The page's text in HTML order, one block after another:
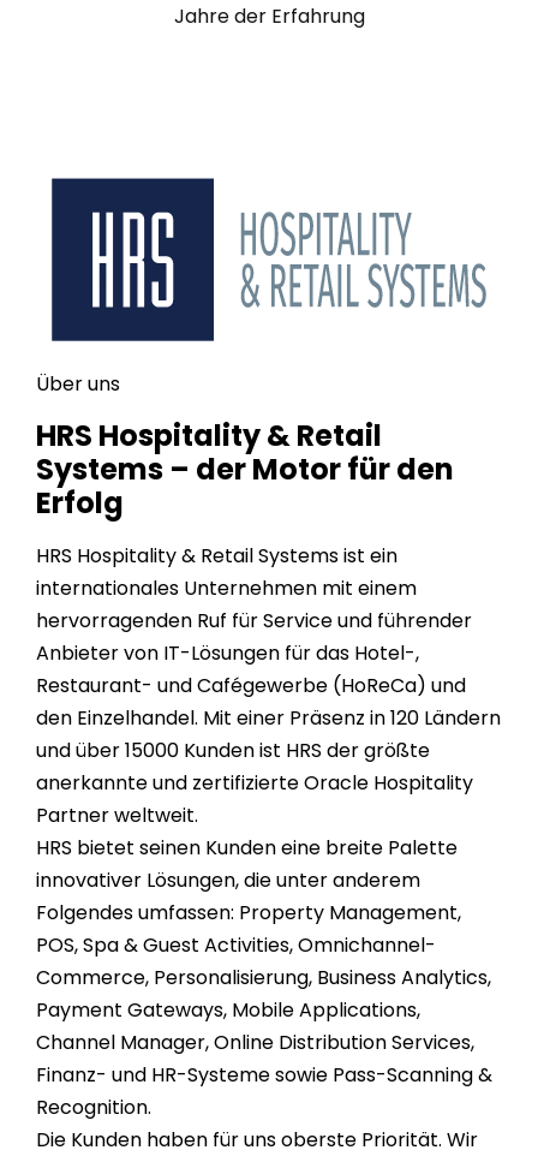
Jahre der Erfahrung
Über uns
HRS Hospitality & Retail
Systems – der Motor für den
Erfolg
HRS Hospitality & Retail Systems ist ein
internationales Unternehmen mit einem
hervorragenden Ruf für Service und führender
Anbieter von IT-Lösungen für das Hotel-,
Restaurant- und Cafégewerbe (HoReCa) und
den Einzelhandel. Mit einer Präsenz in120 Ländern
und über15000 Kunden ist HRS der größte
anerkannte und zertifizierte Oracle Hospitality
Partner weltweit.
HRS bietet seinen Kunden eine breite Palette
innovativer Lösungen, die unter anderem
Folgendes umfassen: Property Management,
POS, Spa & Guest Activities, Omnichannel-
Commerce, Personalisierung, Business Analytics,
Payment Gateways, Mobile Applications,
Channel Manager, Online Distribution Services,
Finanz- und HR-Systeme sowie Pass-Scanning &
Recognition.
Die Kunden haben für uns oberste Priorität. Wir